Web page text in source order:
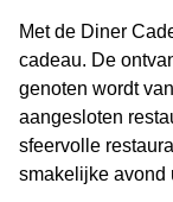
Met de Diner
cadeau. De
genoten wordt
aangesloten
sfeervolle
smakelijke avond